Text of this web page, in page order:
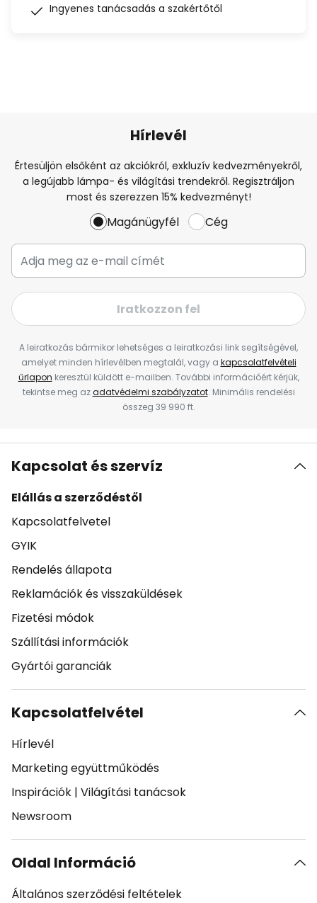
Ingyenes tanácsadás a szakértőtől
Hírlevél
Értesüljön elsőként az akciókról, exkluzív kedvezményekről,
a legújabb lámpa- és világítási trendekről. Regisztráljon
most és szerezzen 15% kedvezményt!
Magánügyfél Cég
Iratkozzon fel
A leiratkozás bármikor lehetséges a leiratkozási link segítségével,
amelyet minden hírlevélben megtalál, vagy a kapcsolatfelvételi
űrlapon keresztül küldött e-mailben. További információért kérjük,
tekintse meg azadatvédelmi szabályzatot. Minimális rendelési
összeg 39 990 ft.
Kapcsolat és szervíz
Elállás a szerződéstől
Kapcsolatfelvetel
GYIK
Rendelés állapota
Reklamációk és visszaküldések
Fizetési módok
Szállítási információk
Gyártói garanciák
Kapcsolatfelvétel
Hírlevél
Marketing együttműködés
Inspirációk | Világítási tanácsok
Newsroom
Oldal Információ
Általános szerződési feltételek